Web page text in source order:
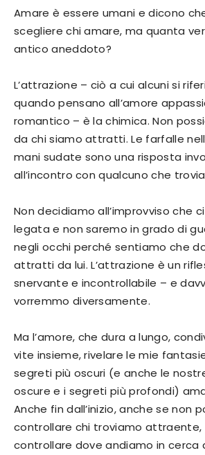
Amare è essere umani e dicono
scegliere chi amare, ma quanta
antico aneddoto?
L’attrazione – ciò a cui alcuni si
quando pensano all’amore
romantico – è la chimica. Non
da chi siamo attratti. Le farfalle
mani sudate sono una risposta
all’incontro con qualcuno che
Non decidiamo all’improvviso che
legata e non saremo in grado di
negli occhi perché sentiamo che
attratti da lui. L’attrazione è un
snervante e incontrollabile – e
vorremmo diversamente.
Ma l’amore, che dura a lungo,
vite insieme, rivelare le mie
segreti più oscuri (e anche le
oscure e i segreti più profondi)
Anche fin dall’inizio, anche se non
controllare chi troviamo attraente,
controllare dove andiamo in cerca